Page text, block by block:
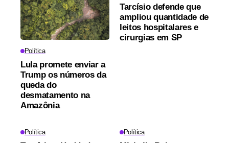
Política
Lula promete enviar a
Trump os números da
queda do
desmatamento na
Amazônia
Tarcísio defende que
ampliou quantidade de
leitos hospitalares e
cirurgias em SP
Política Política